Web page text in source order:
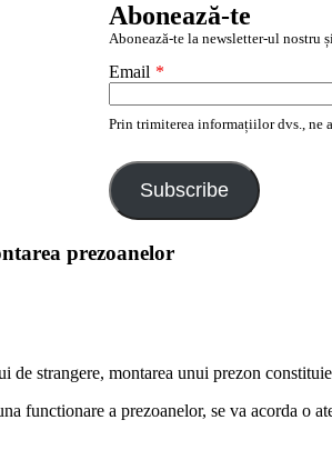
Abonează-te
Abonează-te la newsletter-ul nostru
Email *
Prin trimiterea informațiilor dvs., ne
Subscribe
prezoanelor
de strangere, montarea unui prezon
functionare a prezoanelor, se va acorda o